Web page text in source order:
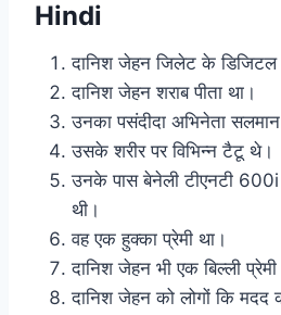
Hindi
दानिश जेहन जिलेट के डिजिटल
दानिश जेहन शराब पीता था।
उनका पसंदीदा अभिनेता
उसके शरीर पर विभिन्न टैटू थे।
उनके पास बेनेली टीएनटी
थी।
वह एक हुक्का प्रेमी था।
दानिश जेहन भी एक बिल्ली प्रेमी
दानिश जेहन को लोगों कि